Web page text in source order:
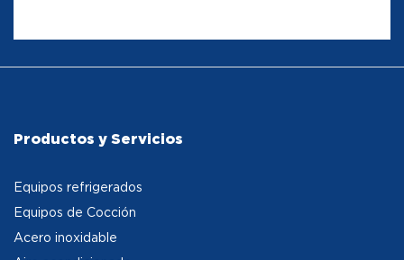
Productos y Servicios
Equipos refrigerados
Equipos de Cocción
Acero inoxidable